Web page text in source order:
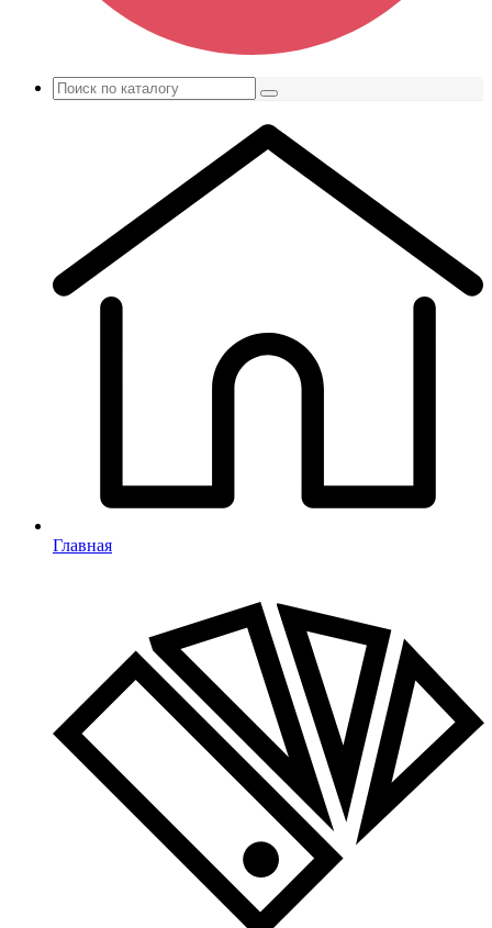
Главная